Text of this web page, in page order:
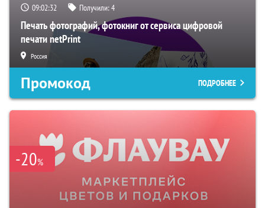
09:02:31 Получили:4
Печать фотографий, фотокниг от сервиса цифровой
печати netPrint
Россия
Промокод ПОДРОБНЕЕ
-20%